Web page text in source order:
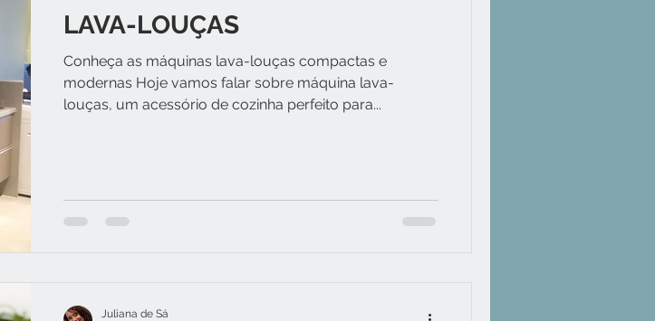
LAVA-LOUÇAS
Conheça as máquinas lava-louças compactas e
modernas Hoje vamos falar sobre máquina lava-
louças, um acessório de cozinha perfeito para...
Juliana de Sá